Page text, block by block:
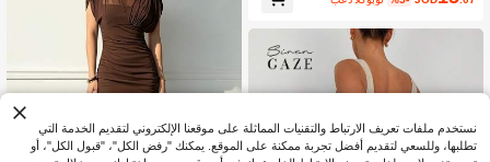
نستخدم ملفات تعريف الارتباط والتقنيات المماثلة على موقعنا الإلكتروني لتقديم الخدمة التي
تطلبها، وللسعي لتقديم أفضل تجربة ممكنة على الموقع. يمكنك "رفض الكل"، "قبول الكل"، أو